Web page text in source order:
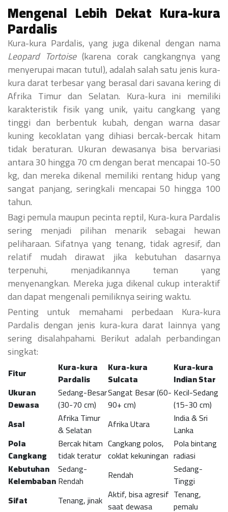
Mengenal Lebih Dekat Kura-kura
Pardalis
Kura-kura Pardalis, yang juga dikenal dengan nama
Leopard Tortoise(karena corak cangkangnya yang
menyerupai macan tutul), adalah salah satu jenis kura-
kura darat terbesar yang berasal dari savana kering di
Afrika Timur dan Selatan. Kura-kura ini memiliki
karakteristik fisik yang unik, yaitu cangkang yang
tinggi dan berbentuk kubah, dengan warna dasar
kuning kecoklatan yang dihiasi bercak-bercak hitam
tidak beraturan. Ukuran dewasanya bisa bervariasi
antara 30 hingga 70 cm dengan berat mencapai 10-50
kg, dan mereka dikenal memiliki rentang hidup yang
sangat panjang, seringkali mencapai 50 hingga 100
tahun.
Bagi pemula maupun pecinta reptil, Kura-kura Pardalis
sering menjadi pilihan menarik sebagai hewan
peliharaan. Sifatnya yang tenang, tidak agresif, dan
relatif mudah dirawat jika kebutuhan dasarnya
terpenuhi, menjadikannya teman yang
menyenangkan. Mereka juga dikenal cukup interaktif
dan dapat mengenali pemiliknya seiring waktu.
Penting untuk memahami perbedaan Kura-kura
Pardalis dengan jenis kura-kura darat lainnya yang
sering disalahpahami. Berikut adalah perbandingan
singkat:
Fitur
Kura-kura
Pardalis
Kura-kura
Sulcata
Kura-kura
Indian Star
Ukuran
Dewasa
Sedang-Besar
(30-70 cm)
Sangat Besar (60-
90+ cm)
Kecil-Sedang
(15-30 cm)
Asal
Afrika Timur
& Selatan
Afrika Utara
India & Sri
Lanka
Pola
Cangkang
Bercak hitam
tidak teratur
Cangkang polos,
coklat kekuningan
Pola bintang
radiasi
Kebutuhan
Kelembaban
Sedang-
Rendah
Rendah
Sedang-
Tinggi
Sifat
Tenang, jinak Aktif, bisa agresif
saat dewasa
Tenang,
pemalu